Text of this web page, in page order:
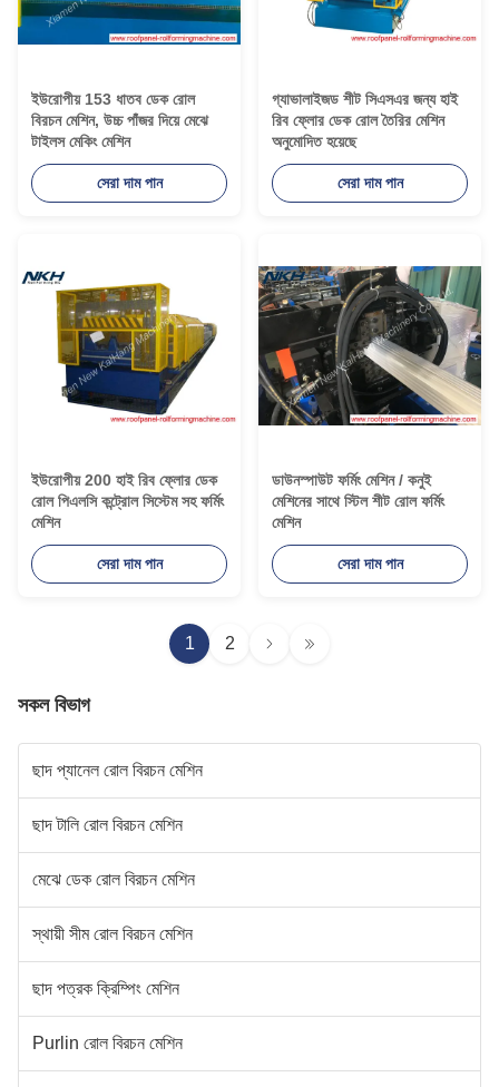
ইউরোপীয় 153 ধাতব ডেক রোল
বিরচন মেশিন, উচ্চ পাঁজর দিয়ে মেঝে
টাইলস মেকিং মেশিন
সেরা দাম পান
গ্যাভালাইজড শীট সিএসএর জন্য হাই
রিব ফ্লোর ডেক রোল তৈরির মেশিন
অনুমোদিত হয়েছে
সেরা দাম পান
ইউরোপীয় 200 হাই রিব ফ্লোর ডেক
রোল পিএলসি কন্ট্রোল সিস্টেম সহ ফর্মিং
মেশিন
সেরা দাম পান
ডাউনস্পাউট ফর্মিং মেশিন / কনুই
মেশিনের সাথে স্টিল শীট রোল ফর্মিং
মেশিন
সেরা দাম পান
1 2
সকল বিভাগ
ছাদ প্যানেল রোল বিরচন মেশিন
ছাদ টালি রোল বিরচন মেশিন
মেঝে ডেক রোল বিরচন মেশিন
স্থায়ী সীম রোল বিরচন মেশিন
ছাদ পত্রক ক্রিম্পিং মেশিন
Purlin রোল বিরচন মেশিন